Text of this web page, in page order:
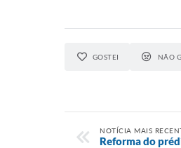
GOSTEI NÃO
NOTÍCIA MAIS
Reforma do